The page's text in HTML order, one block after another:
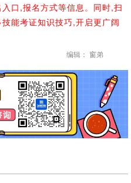
口,报名方式等信息。同时,扫
能考证知识技巧,开启更广阔
编辑： 窗弟